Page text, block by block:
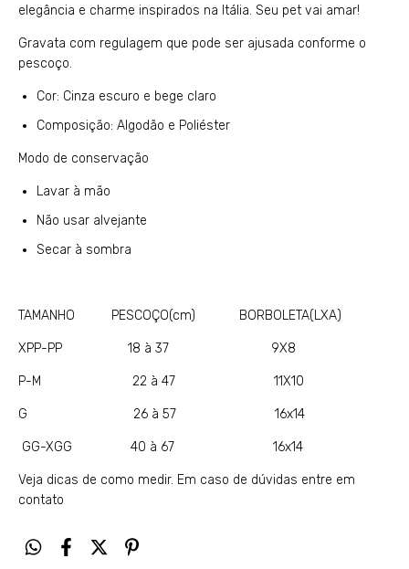
elegância e charme inspirados na Itália. Seu pet vai amar!
Gravata com regulagem que pode ser ajusada conforme o
pescoço.
Cor: Cinza escuro e bege claro
Composição: Algodão e Poliéster
Modo de conservação
Lavar à mão
Não usar alvejante
Secar à sombra
TAMANHO PESCOÇO(cm) BORBOLETA(LXA)
XPP-PP 18 à 37 9X8
P-M 22 à 47 11X10
G 26 à 57 16x14
GG-XGG 40 à 67 16x14
Veja dicas de como medir. Em caso de dúvidas entre em
contato